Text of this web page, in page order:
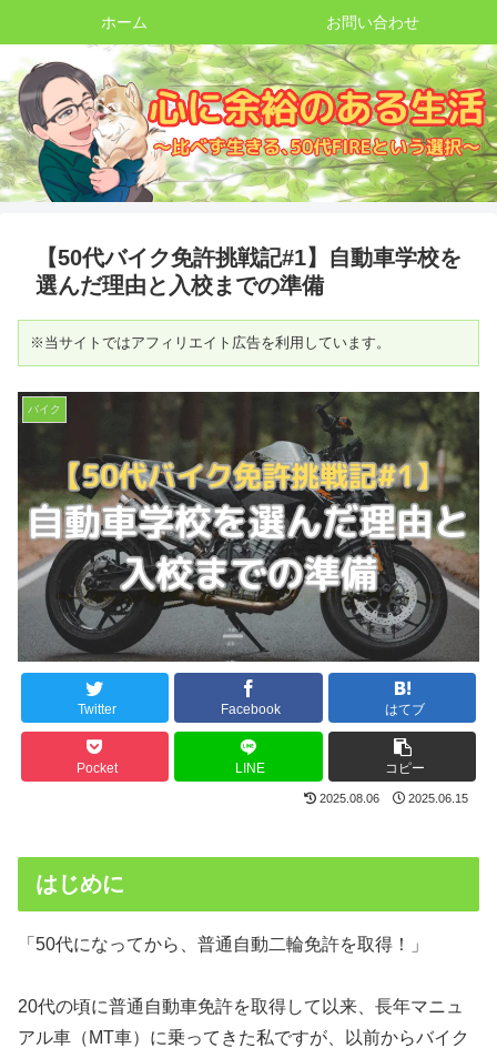
ホーム お問い合わせ
【50代バイク免許挑戦記#1】自動車学校を
選んだ理由と入校までの準備
※当サイトではアフィリエイト広告を利用しています。
バイク
Twitter Facebook はてブ
Pocket LINE コピー
2025.08.06 2025.06.15
はじめに
「50代になってから、普通自動二輪免許を取得！」
20代の頃に普通自動車免許を取得して以来、長年マニュ
アル車（MT車）に乗ってきた私ですが、以前からバイク